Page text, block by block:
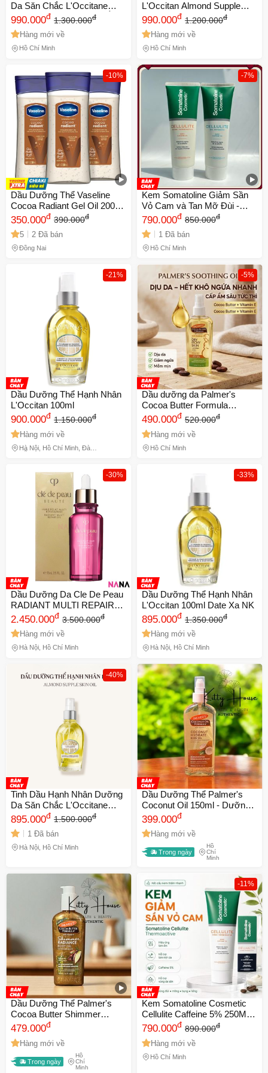
Da Săn Chắc L'Occitane
Almond 100ml - Dưỡng Ẩm,
Phục Hồi Da Khô, Giúp Da
Mềm Mại, Chính Hãng
990.000đ 1.300.000đ
Hàng mới về
Hồ Chí Minh
L'Occitan Almond Supple
Skin Oil 100ml - Dưỡng ẩm
sâu, chăm sóc da mềm mịn
và khỏe mạnh, sản phẩm
chính hãng từ Pháp
990.000đ 1.200.000đ
Hàng mới về
Hồ Chí Minh
-10%
Dầu Dưỡng Thể Vaseline
Cocoa Radiant Gel Oil 200ml
- Đem Lại Làn Da Mịn Màng,
Sáng Khỏe, Phù Hợp Với
Mọi Loại Da
350.000đ 390.000đ
5 2 Đã bán
Đồng Nai
-7%
Kem Somatoline Giảm Sần
Vỏ Cam và Tan Mỡ Đùi -
Kem Chống Cellulite
Thermoactive 250ml cho Da
Mịn màng, Săn Chắc
790.000đ 850.000đ
1 Đã bán
Hồ Chí Minh
-21%
Dầu Dưỡng Thể Hạnh Nhân
L'Occitan 100ml
900.000đ 1.150.000đ
Hàng mới về
Hà Nội, Hồ Chí Minh, Đà
-5%
Dầu dưỡng da Palmer's
Cocoa Butter Formula
Soothing Oil 150ml - cho da
khô ngứa
490.000đ 520.000đ
Hàng mới về
Hồ Chí Minh
-30%
Dầu Dưỡng Da Cle De Peau
RADIANT MULTI REPAIR
OIL NK Date Xa
2.450.000đ 3.500.000đ
Hàng mới về
Hà Nội, Hồ Chí Minh
-33%
Dầu Dưỡng Thể Hạnh Nhân
L'Occitan 100ml Date Xa NK
895.000đ 1.350.000đ
Hàng mới về
Hà Nội, Hồ Chí Minh
-40%
Tinh Dầu Hạnh Nhân Dưỡng
Da Săn Chắc L'Occitane
Almond Supple Skin Oil
100ml Date Xa NK
895.000đ 1.500.000đ
1 Đã bán
Hà Nội, Hồ Chí Minh
Dầu Dưỡng Thể Palmer's
Coconut Oil 150ml - Dưỡng
ẩm và tái tạo da, chiết xuất
dừa tự nhiên, hiệu quả 48 giờ
399.000đ
Hàng mới về
Trong ngày
Hồ
Chí
Minh
Dầu Dưỡng Thể Palmer's
Cocoa Butter Shimmer
Radiance 150ml - Dưỡng Da
Rạng Rỡ, Bơ Ca Cao, Phù
Hợp Với Mọi Loại Da
479.000đ
Hàng mới về
Trong ngày
Hồ
Chí
Minh
-11%
Kem Somatoline Cosmetic
Cellulite Caffeine 5% 250ML.
hỗ trợ giảm sần da cam, săn
mịn body
790.000đ 890.000đ
Hàng mới về
Hồ Chí Minh